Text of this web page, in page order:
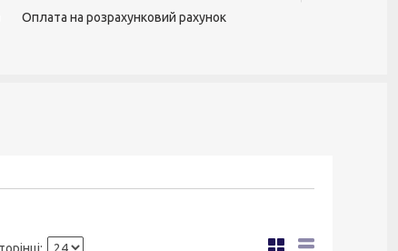
Оплата на розрахунковий рахунок